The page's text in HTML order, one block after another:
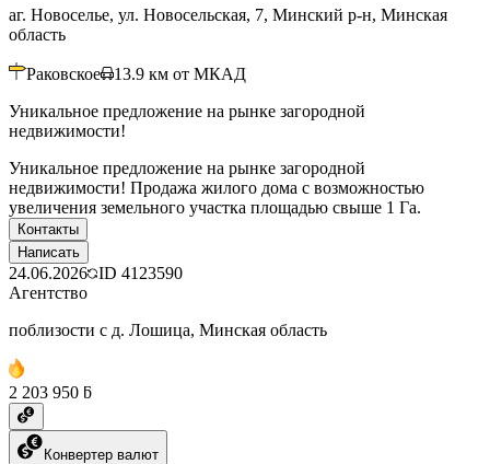
аг. Новоселье, ул. Новосельская, 7, Минский р-н, Минская
область
Раковское 13.9 км от МКАД
Уникальное предложение на рынке загородной
недвижимости!
Уникальное предложение на рынке загородной
недвижимости! Продажа жилого дома с возможностью
увеличения земельного участка площадью свыше 1 Га.
Контакты
Написать
24.06.2026 ID 4123590
Агентство
поблизости с д. Лошица, Минская область
2 203 950 ƃ
Конвертер валют